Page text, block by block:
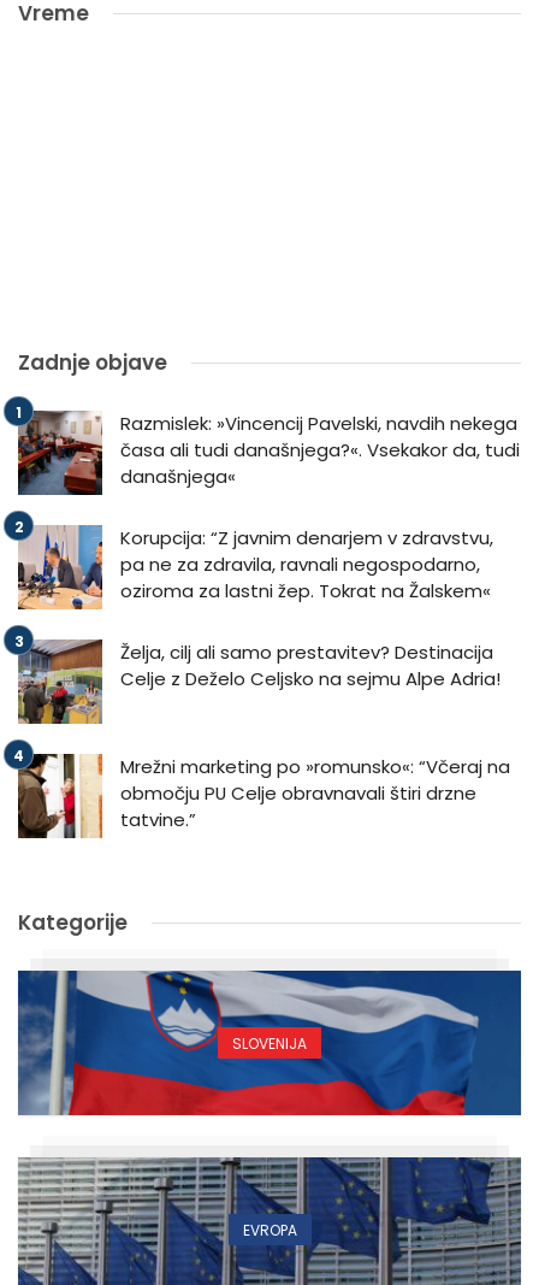
Vreme
Zadnje objave
Razmislek: »Vincencij Pavelski, navdih nekega
časa ali tudi današnjega?«. Vsekakor da, tudi
današnjega«
Korupcija: “Z javnim denarjem v zdravstvu,
pa ne za zdravila, ravnali negospodarno,
oziroma za lastni žep. Tokrat na Žalskem«
Želja, cilj ali samo prestavitev? Destinacija
Celje z Deželo Celjsko na sejmu Alpe Adria!
Mrežni marketing po »romunsko«: “Včeraj na
območju PU Celje obravnavali štiri drzne
tatvine.”
Kategorije
SLOVENIJA
EVROPA